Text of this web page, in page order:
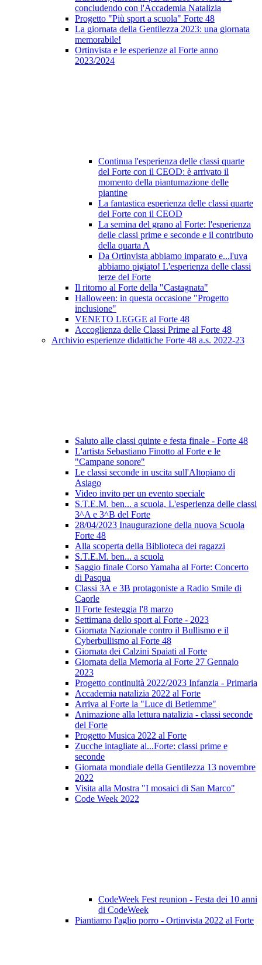
concludendo con l'Accademia Natalizia
Progetto "Più sport a scuola" Forte 48
La giornata della Gentilezza 2023: una giornata
memorabile!
Ortinvista e le esperienze al Forte anno
2023/2024
Continua l'esperienza delle classi quarte
del Forte con il CEOD: è arrivato il
momento della piantumazione delle
piantine
La fantastica esperienza delle classi quarte
del Forte con il CEOD
La semina del grano al Forte: l'esperienza
delle classi prime e seconde e il contributo
della quarta A
Da Ortinvista abbiamo imparato e...l'uva
abbiamo pigiato! L'esperienza delle classi
terze del Forte
Il ritorno al Forte della "Castagnata"
Halloween: in questa occasione "Progetto
inclusione"
VENETO LEGGE al Forte 48
Accoglienza delle Classi Prime al Forte 48
Archivio esperienze didattiche Forte 48 a.s. 2022-23
Saluto alle classi quinte e festa finale - Forte 48
L'artista Sebastiano Finotto al Forte e le
"Campane sonore"
Le classi seconde in uscita sull'Altopiano di
Asiago
Video invito per un evento speciale
S.T.E.M. ben... a scuola, L'esperienza delle classi
3^A e 3^B del Forte
28/04/2023 Inaugurazione della nuova Scuola
Forte 48
Alla scoperta della Biblioteca dei ragazzi
S.T.E.M. ben... a scuola
Saggio finale Corso Yamaha al Forte: Concerto
di Pasqua
Classi 3A e 3B protagoniste a Radio Smile di
Caorle
Il Forte festeggia l'8 marzo
Settimana dello sport al Forte - 2023
Giornata Nazionale contro il Bullismo e il
Cyberbullismo al Forte 48
Giornata dei Calzini Spaiati al Forte
Giornata della Memoria al Forte 27 Gennaio
2023
Progetto continuità 2022/2023 Infanzia - Primaria
Accademia natalizia 2022 al Forte
Arriva al Forte la "Luce di Betlemme"
Animazione alla lettura natalizia - classi seconde
del Forte
Progetto Musica 2022 al Forte
Zucche intagliate al...Forte: classi prime e
seconde
Giornata mondiale della Gentilezza 13 novembre
2022
Visita alla Mostra "I mosaici di San Marco"
Code Week 2022
CodeWeek Fest reunion - Festa dei 10 anni
di CodeWeek
Piantiamo l'aglio porro - Ortinvista 2022 al Forte